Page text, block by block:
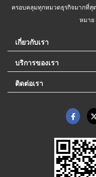
ครอบคลุมทุกหมวดธุรกิจมากที่สุ
หมา
เกี่ยวกับเรา
บริการของเรา
ติดต่อเรา